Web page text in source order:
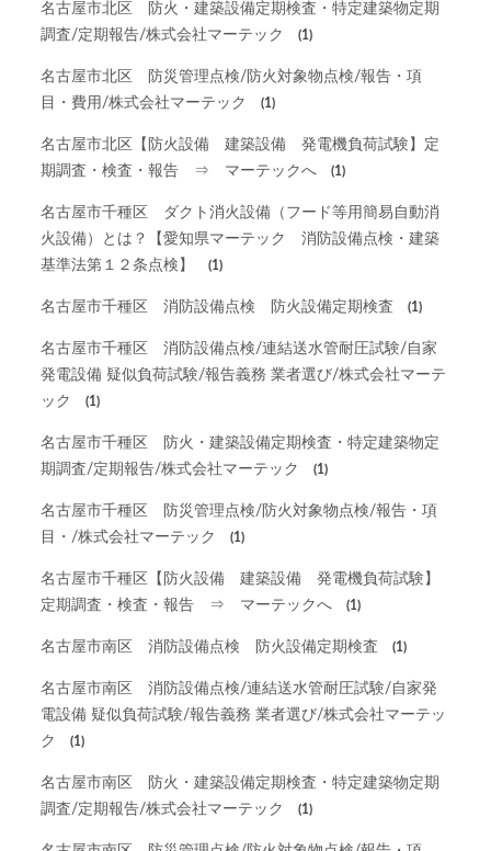
名古屋市北区 防火・建築設備定期検査・特定建築物定期
調査/定期報告/株式会社マーテック
(1)
名古屋市北区 防災管理点検/防火対象物点検/報告・項
目・費用/株式会社マーテック
(1)
名古屋市北区【防火設備 建築設備 発電機負荷試験】定
期調査・検査・報告 ⇒ マーテックへ
(1)
名古屋市千種区 ダクト消火設備（フード等用簡易自動消
火設備）とは？【愛知県マーテック 消防設備点検・建築
基準法第１２条点検】
(1)
名古屋市千種区 消防設備点検 防火設備定期検査 (1)
名古屋市千種区 消防設備点検/連結送水管耐圧試験/自家
発電設備 疑似負荷試験/報告義務 業者選び/株式会社マーテ
ック
(1)
名古屋市千種区 防火・建築設備定期検査・特定建築物定
期調査/定期報告/株式会社マーテック
(1)
名古屋市千種区 防災管理点検/防火対象物点検/報告・項
目・/株式会社マーテック
(1)
名古屋市千種区【防火設備 建築設備 発電機負荷試験】
定期調査・検査・報告 ⇒ マーテックへ
(1)
名古屋市南区 消防設備点検 防火設備定期検査 (1)
名古屋市南区 消防設備点検/連結送水管耐圧試験/自家発
電設備 疑似負荷試験/報告義務 業者選び/株式会社マーテッ
ク
(1)
名古屋市南区 防火・建築設備定期検査・特定建築物定期
調査/定期報告/株式会社マーテック
(1)